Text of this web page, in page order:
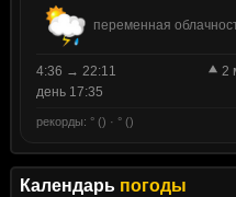
переменная
4:36 → 22:11
2
день 17:35
рекорды: ° () · ° ()
Календарь погоды